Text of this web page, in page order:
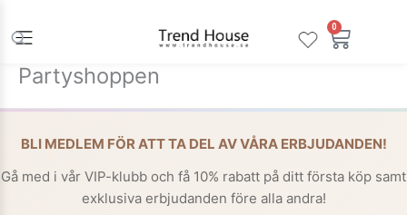
innehåll
0
Partyshoppen
BLI MEDLEM FÖR ATT TA DEL AV VÅRA ERBJUDANDEN!
Gå med i vår VIP-klubb och få 10% rabatt på ditt första köp samt
exklusiva erbjudanden före alla andra!